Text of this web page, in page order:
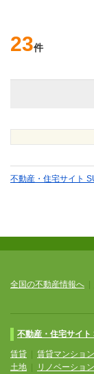
23件
不動産・住宅サイト
全国の不動産情報へ
不動産・住宅サイト
賃貸 賃貸マンション
土地
リノベーショ